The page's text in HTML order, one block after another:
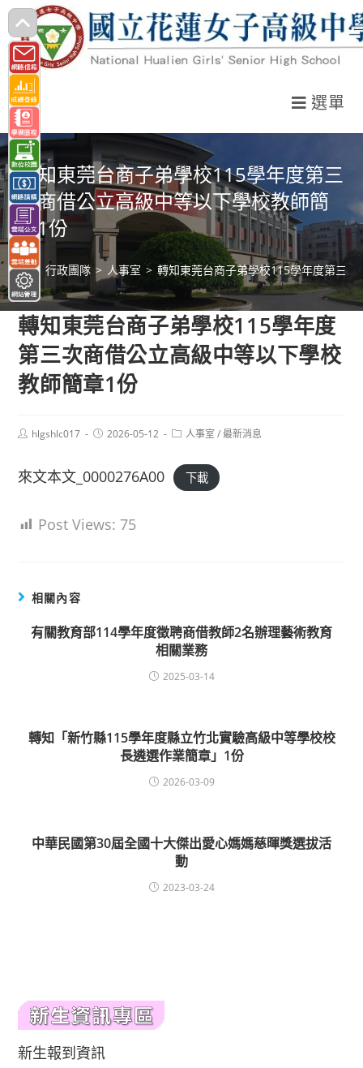
跳
轉
至
主
要
內
容
選單
轉知東莞台商子弟學校115學年度第三
次商借公立高級中等以下學校教師簡
章1份
> 行政團隊 > 人事室 > 轉知東莞台商子弟學校115學年度第三
轉知東莞台商子弟學校115學年度
第三次商借公立高級中等以下學校
教師簡章1份
Posthlgshlc017
Post2026-05-12
Post人事室 / 最新消息
來文本文_0000276A00 下載
Post Views: 75
相關內容
有關教育部114學年度徵聘商借教師2名辦理藝術教育
相關業務
2025-03-14
轉知「新竹縣115學年度縣立竹北實驗高級中等學校校
長遴選作業簡章」1份
2026-03-09
中華民國第30屆全國十大傑出愛心媽媽慈暉獎選拔活
動
2023-03-24
新生報到資訊